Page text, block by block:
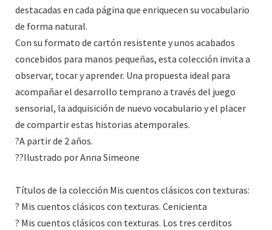
destacadas en cada página que enriquecen su vocabulario
de forma natural.
Con su formato de cartón resistente y unos acabados
concebidos para manos pequeñas, esta colección invita a
observar, tocar y aprender. Una propuesta ideal para
acompañar el desarrollo temprano a través del juego
sensorial, la adquisición de nuevo vocabulario y el placer
de compartir estas historias atemporales.
?A partir de 2 años.
??Ilustrado por Anna Simeone
Títulos de la colección Mis cuentos clásicos con texturas:
? Mis cuentos clásicos con texturas. Cenicienta
? Mis cuentos clásicos con texturas. Los tres cerditos